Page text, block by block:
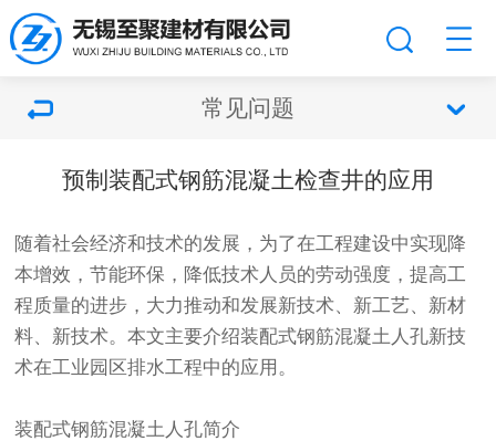
常见问题
预制装配式钢筋混凝土检查井的应用
随着社会经济和技术的发展，为了在工程建设中实现降
本增效，节能环保，降低技术人员的劳动强度，提高工
程质量的进步，大力推动和发展新技术、新工艺、新材
料、新技术。本文主要介绍装配式钢筋混凝土人孔新技
术在工业园区排水工程中的应用。
装配式钢筋混凝土人孔简介